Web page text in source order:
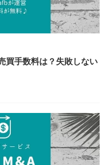
買手数料は？失敗しない